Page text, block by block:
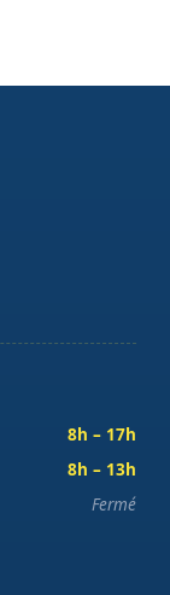
8h – 17h
8h – 13h
Fermé